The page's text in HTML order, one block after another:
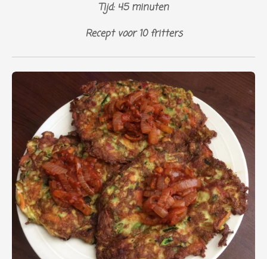
Tijd: 45 minuten
Recept voor 10 fritters